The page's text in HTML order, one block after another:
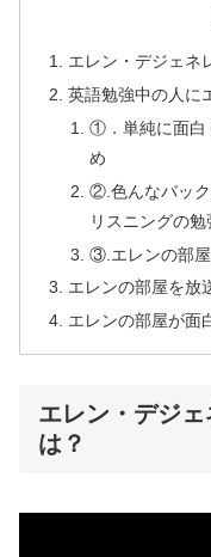
エレン・デジェネ
英語勉強中の人に
①．単純に面白
め
②.色んなバッ
リスニングの勉
③.エレンの部
エレンの部屋を放
エレンの部屋が面
エレン・デジ
は？